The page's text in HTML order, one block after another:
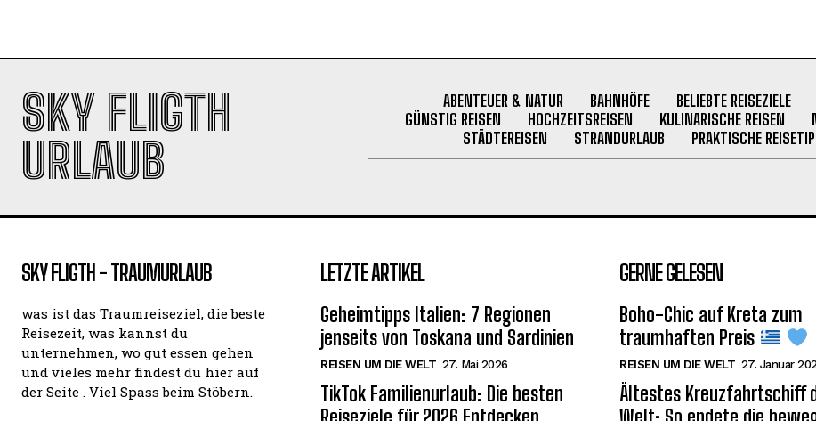
SKY FLIGTH
URLAUB
ABENTEUER & NATUR BAHNHÖFE BELIEBTE REISEZIELE
GÜNSTIG REISEN
HOCHZEITSREISEN KULINARISCHE REISEN
STÄDTEREISEN
STRANDURLAUB PRAKTISCHE
SKY FLIGTH - TRAUMURLAUB
was ist das Traumreiseziel, die beste
Reisezeit, was kannst du
unternehmen, wo gut essen gehen
und vieles mehr findest du hier auf
der Seite . Viel Spass beim Stöbern.
LETZTE ARTIKEL
Geheimtipps Italien: 7 Regionen
jenseits von Toskana und Sardinien
REISEN UM DIE WELT 27. Mai 2026
TikTok Familienurlaub: Die besten
GERNE GELESEN
Boho-Chic auf Kreta zum
traumhaften Preis
REISEN UM DIE WELT 27. Januar
Ältestes Kreuzfahrtschiff